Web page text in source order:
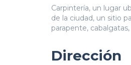
Carpintería, un lugar
de la ciudad, un sitio
parapente,
Dirección